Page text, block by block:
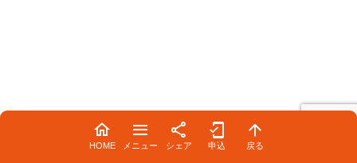
HOME メニュー シェア 申込 戻る